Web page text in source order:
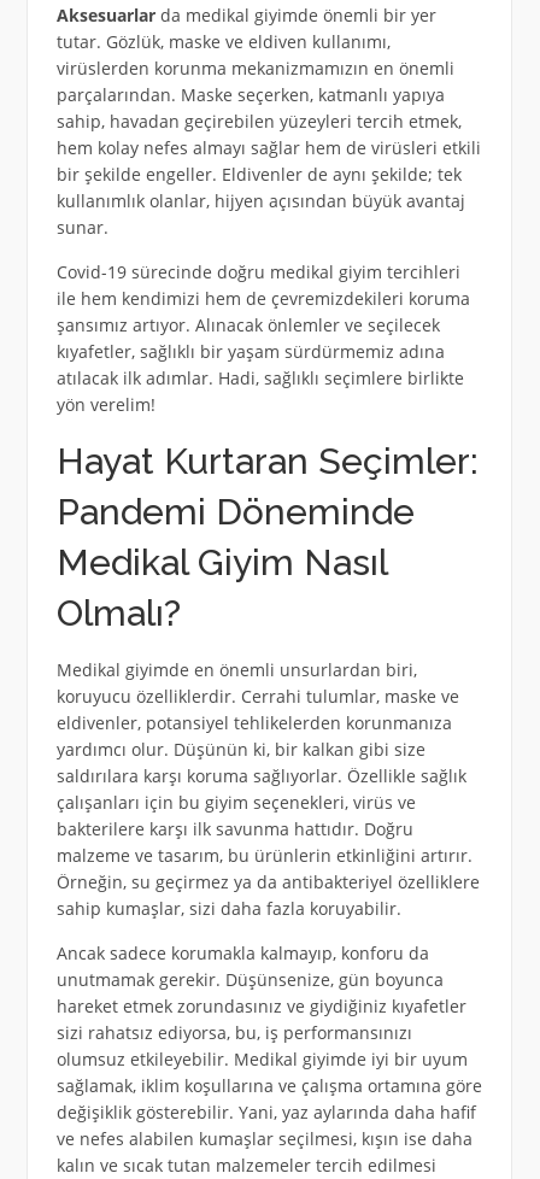
Aksesuarlarda medikal giyimde önemli bir yer
tutar. Gözlük, maske ve eldiven kullanımı,
virüslerden korunma mekanizmamızın en önemli
parçalarından. Maske seçerken, katmanlı yapıya
sahip, havadan geçirebilen yüzeyleri tercih etmek,
hem kolay nefes almayı sağlar hem de virüsleri etkili
bir şekilde engeller. Eldivenler de aynı şekilde; tek
kullanımlık olanlar, hijyen açısından büyük avantaj
sunar.
Covid-19 sürecinde doğru medikal giyim tercihleri
ile hem kendimizi hem de çevremizdekileri koruma
şansımız artıyor. Alınacak önlemler ve seçilecek
kıyafetler, sağlıklı bir yaşam sürdürmemiz adına
atılacak ilk adımlar. Hadi, sağlıklı seçimlere birlikte
yön verelim!
Hayat Kurtaran Seçimler:
Pandemi Döneminde
Medikal Giyim Nasıl
Olmalı?
Medikal giyimde en önemli unsurlardan biri,
koruyucu özelliklerdir. Cerrahi tulumlar, maske ve
eldivenler, potansiyel tehlikelerden korunmanıza
yardımcı olur. Düşünün ki, bir kalkan gibi size
saldırılara karşı koruma sağlıyorlar. Özellikle sağlık
çalışanları için bu giyim seçenekleri, virüs ve
bakterilere karşı ilk savunma hattıdır. Doğru
malzeme ve tasarım, bu ürünlerin etkinliğini artırır.
Örneğin, su geçirmez ya da antibakteriyel özelliklere
sahip kumaşlar, sizi daha fazla koruyabilir.
Ancak sadece korumakla kalmayıp, konforu da
unutmamak gerekir. Düşünsenize, gün boyunca
hareket etmek zorundasınız ve giydiğiniz kıyafetler
sizi rahatsız ediyorsa, bu, iş performansınızı
olumsuz etkileyebilir. Medikal giyimde iyi bir uyum
sağlamak, iklim koşullarına ve çalışma ortamına göre
değişiklik gösterebilir. Yani, yaz aylarında daha hafif
ve nefes alabilen kumaşlar seçilmesi, kışın ise daha
kalın ve sıcak tutan malzemeler tercih edilmesi